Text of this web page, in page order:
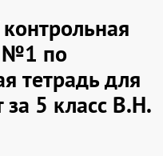
№1 по
тетрадь для
5 класс В.Н.